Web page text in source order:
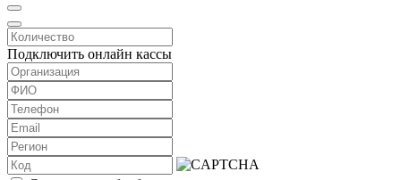
Подключить онлайн кассы